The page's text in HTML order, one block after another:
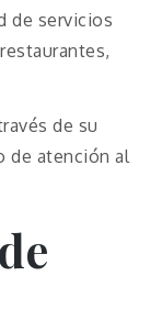
de servicios
de su
de atención al